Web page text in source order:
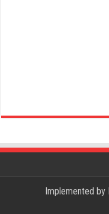
Implemented by